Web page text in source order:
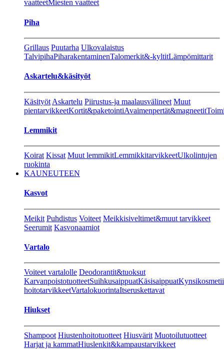
vaatteetMiesten vaatteet
Piha
Grillaus Puutarha Ulkovalaistus
TalvipihaPiharakentaminenTalomerkit&-kyltitLämpömittarit
Askartelu&käsityöt
Käsityöt Askartelu Piirustus-ja maalausvälineet Muut
pientarvikkeetKortit&paketointiAvaimenpertät&magneetit
Lemmikit
Koirat Kissat Muut lemmikitLemmikkitarvikkeetUlkolintujen
ruokinta
KAUNEUTEEN
Kasvot
Meikit Puhdistus Voiteet Meikkisiveltimet&muut tarvikkeet
Seerumit Kasvonaamiot
Vartalo
Voiteet vartalolle Deodorantit&tuoksut
KarvanpoistotuotteetSuihkusaippuatKäsisaippuat
hoitotarvikkeetVartalokuorintaItseruskettavat
Hiukset
Shampoot Hiustenhoitotuotteet Hiusvärit Muotoilutuotteet
Harjat ja kammatHiuslenkit&kampaustarvikkeet